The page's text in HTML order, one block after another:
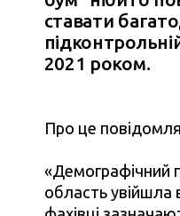
ставати
2021 роком.
Про це
«Демографічний
область увійшла